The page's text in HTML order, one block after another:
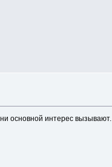
основной интерес вызывают.